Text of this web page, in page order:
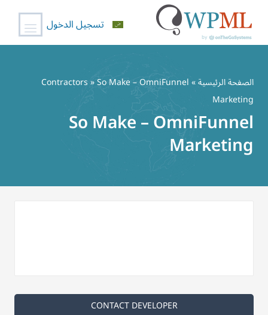
المحتوى
تسجيل الدخول
الصفحة الرئيسية»
Contractors» So Make – OmniFunnel
Marketing
So Make – OmniFunnel
Marketing
CONTACT DEVELOPER